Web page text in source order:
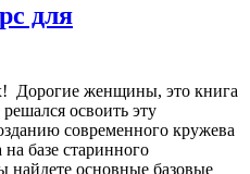
для
Дорогие женщины, это книга
освоить эту
современного кружева
базе старинного
найдете основные базовые